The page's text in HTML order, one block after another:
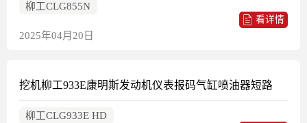
柳工CLG855N
2025年04月20日
看详情
挖机柳工933E康明斯发动机仪表报码气缸喷油器短路
柳工CLG933E HD